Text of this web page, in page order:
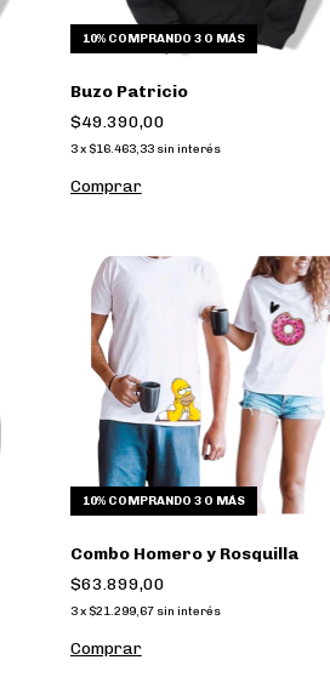
10% COMPRANDO 3 O MÁS
Buzo Patricio
$49.390,00
3x $16.463,33 sin interés
Comprar
10% COMPRANDO 3 O MÁS
Combo Homero y Rosquilla
$63.899,00
3x $21.299,67 sin interés
Comprar